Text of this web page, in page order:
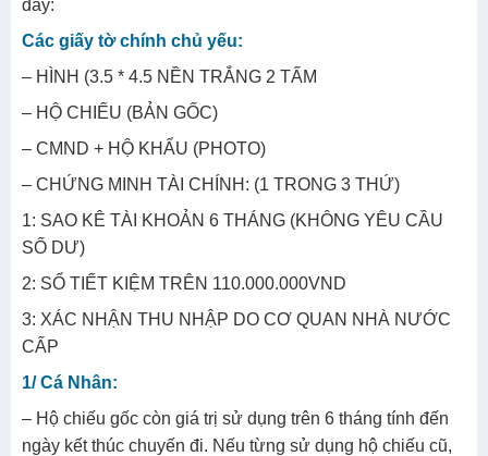
đây:
Các giấy tờ chính chủ yếu:
– HÌNH (3.5 * 4.5 NỀN TRẮNG 2 TẤM
– HỘ CHIẾU (BẢN GỐC)
– CMND + HỘ KHẨU (PHOTO)
– CHỨNG MINH TÀI CHÍNH: (1 TRONG 3 THỨ)
1: SAO KÊ TÀI KHOẢN 6 THÁNG (KHÔNG YÊU CẦU
SỐ DƯ)
2: SỔ TIẾT KIỆM TRÊN 110.000.000VND
3: XÁC NHẬN THU NHẬP DO CƠ QUAN NHÀ NƯỚC
CẤP
1/ Cá Nhân:
– Hộ chiếu gốc còn giá trị sử dụng trên 6 tháng tính đến
ngày kết thúc chuyến đi. Nếu từng sử dụng hộ chiếu cũ,